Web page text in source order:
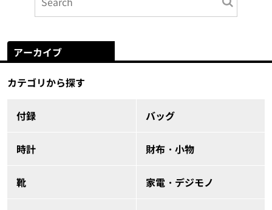
アーカイブ
カテゴリから探す
付録 バッグ
時計 財布・小物
靴 家電・デジモノ